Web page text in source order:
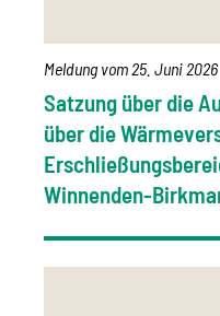
Meldung vom 25. Juni 2026
Satzung über die
über die
Winnenden-